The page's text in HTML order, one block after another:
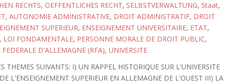
RECHTS, OEFFENTLICHES RECHT, SELBSTVERWALTUNG, Staat,
, AUTONOMIE ADMINISTRATIVE, DROIT ADMINISTRATIF, DROIT
SUPERIEUR, ENSEIGNEMENT UNIVERSITAIRE, ETAT,
, LOI FONDAMENTALE, PERSONNE MORALE DE DROIT PUBLIC,
FEDERALE D'ALLEMAGNE (RFA), UNIVERSITE
THEMES SUIVANTS: I) UN RAPPEL HISTORIQUE SUR L'UNIVERSITE
L'ENSEIGNEMENT SUPERIEUR EN ALLEMAGNE DE L'OUEST III) LA